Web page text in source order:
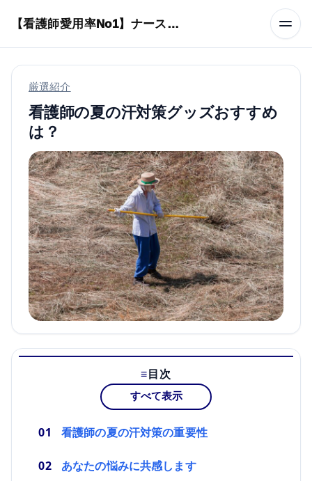
【看護師愛用率No1】ナースリーで人気の商品はコレ
厳選紹介
看護師の夏の汗対策グッズおすすめ
は？
目次
すべて表示
看護師の夏の汗対策の重要性
あなたの悩みに共感します